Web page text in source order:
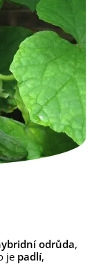
odrůda,
je padlí,